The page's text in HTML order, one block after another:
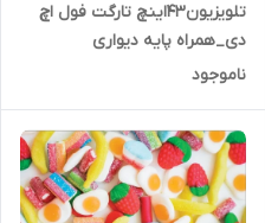
تلویزیون43اینچ تارگت فول اچ
دی_همراه پایه دیواری
ناموجود